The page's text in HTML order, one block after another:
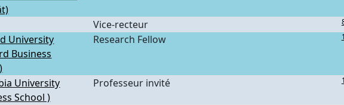
Vice-recteur
University
Business
Research Fellow 1
University
School )
Professeur invité 1